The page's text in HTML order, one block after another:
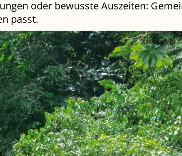
oder bewusste Auszeiten:
passt.